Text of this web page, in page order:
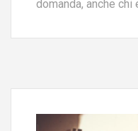
domanda, anche chi